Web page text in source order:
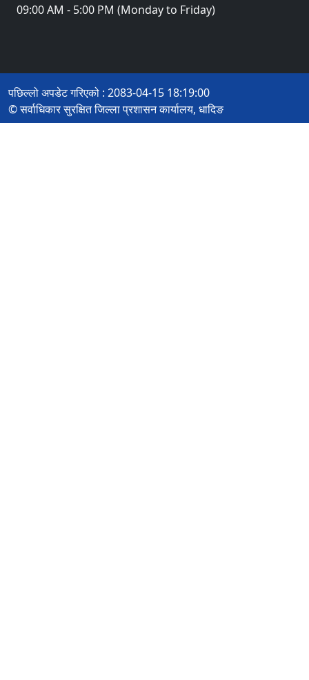
09:00 AM - 5:00 PM (Monday to Friday)
पछिल्लो अपडेट गरिएको : 2083-04-15 18:19:00
© सर्वाधिकार सुरक्षित जिल्ला प्रशासन कार्यालय, धादिङ